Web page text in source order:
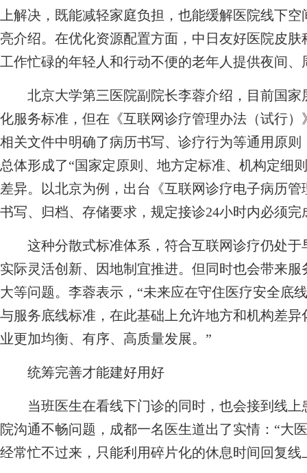
上解决，既能减轻家庭负担，也能缓解医院线下
亮介绍。在优化资源配置方面，中日友好医院皮
工作忙碌的年轻人和行动不便的老年人提供夜间、
北京大学第三医院副院长李蓉介绍，目前国家
化服务标准，但在《互联网诊疗管理办法（试行
相关文件中明确了病历书写、诊疗行为等通用原
总体形成了“国家定原则、地方定标准、机构定细
差异。以北京为例，出台《互联网诊疗电子病历
书写、归档、存储要求，规定接诊24小时内必须
这种分散式标准体系，符合互联网诊疗仍处于
实际灵活创新、因地制宜推进。但同时也会带来
大等问题。李蓉表示，“未来应在守住医疗安全底
与服务底线标准，在此基础上允许地方和机构差
业更加均衡、有序、高质量发展。”
统筹完善才能建好用好
当班医生在看线下门诊的同时，也会接到线上
院沟通不畅问题，成都一名医生道出了实情：“大
经常忙不过来，只能利用碎片化的休息时间回复